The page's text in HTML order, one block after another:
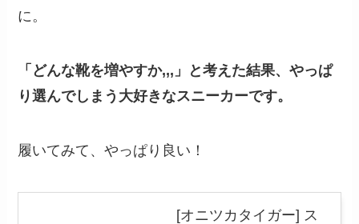
に。
「どんな靴を増やすか,,,」と考えた結果、やっぱ
り選んでしまう大好きなスニーカーです。
履いてみて、やっぱり良い！
[オニツカタイガー] ス